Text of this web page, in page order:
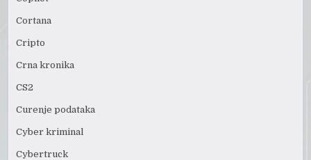
Cortana
Cripto
Crna kronika
CS2
Curenje podataka
Cyber kriminal
Cybertruck